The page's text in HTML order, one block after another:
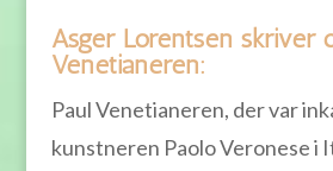
Asger Lorentsen skriver
Venetianeren:
Paul Venetianeren, der var
kunstneren Paolo Veronese i